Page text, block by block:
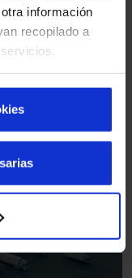
información
recopilado a